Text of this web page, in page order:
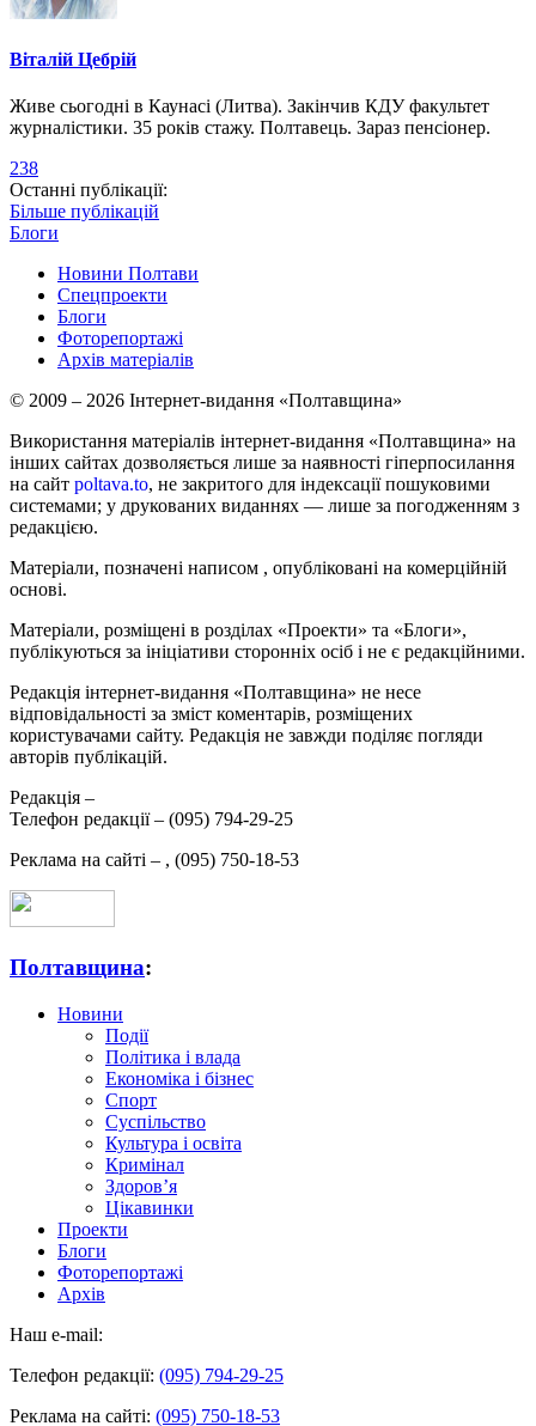
Віталій Цебрій
Живе сьогодні в Каунасі (Литва). Закінчив КДУ факультет
журналістики. 35 років стажу. Полтавець. Зараз пенсіонер.
238
Останні публікації:
Більше публікацій
Блоги
Новини Полтави
Спецпроекти
Блоги
Фоторепортажі
Архів матеріалів
© 2009 – 2026 Інтернет-видання «Полтавщина»
Використання матеріалів інтернет-видання «Полтавщина» на
інших сайтах дозволяється лише за наявності гіперпосилання
на сайт poltava.to, не закритого для індексації пошуковими
системами; у друкованих виданнях — лише за погодженням з
редакцією.
Матеріали, позначені написом , опубліковані на комерційній
основі.
Матеріали, розміщені в розділах «Проекти» та «Блоги»,
публікуються за ініціативи сторонніх осіб і не є редакційними.
Редакція інтернет-видання «Полтавщина» не несе
відповідальності за зміст коментарів, розміщених
користувачами сайту. Редакція не завжди поділяє погляди
авторів публікацій.
Редакція –
Телефон редакції – (095) 794-29-25
Реклама на сайті – , (095) 750-18-53
Полтавщина:
Новини
Події
Політика і влада
Економіка і бізнес
Спорт
Суспільство
Культура і освіта
Кримінал
Здоров’я
Цікавинки
Проекти
Блоги
Фоторепортажі
Архів
Наш e-mail:
Телефон редакції: (095) 794-29-25
Реклама на сайті: (095) 750-18-53